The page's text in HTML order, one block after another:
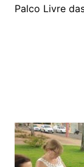
Palco Livre